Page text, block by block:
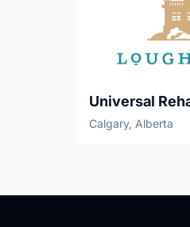
Calgary, Alberta